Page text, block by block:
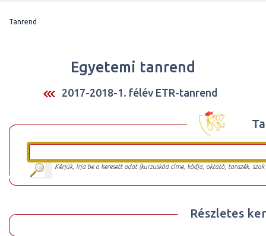
Tanrend
Egyetemi tanrend
2017-2018-1. félév ETR-tanrend
Kérjük, írja be a keresett adat (kurzuskód címe, kódja, oktató, tanszék,
Részletes